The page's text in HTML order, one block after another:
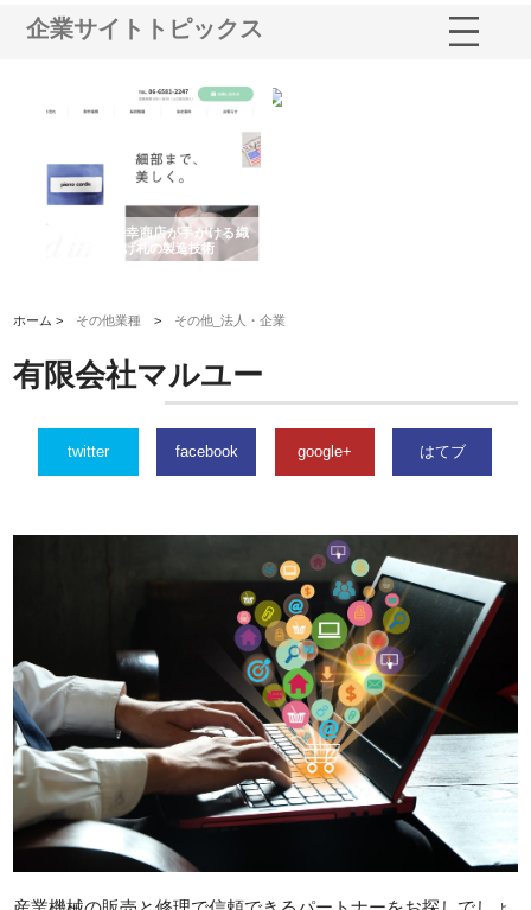
企業サイトトピックス
有限会社松幸商店が手がける織
ネームと下げ札の製造技術
ホーム > その他業種 > その他_法人・企業
有限会社マルユー
twitter facebook google+ はてブ